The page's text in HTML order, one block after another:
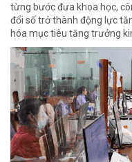
từng bước đưa khoa học,
đổi số trở thành động lực
hóa mục tiêu tăng trưởng